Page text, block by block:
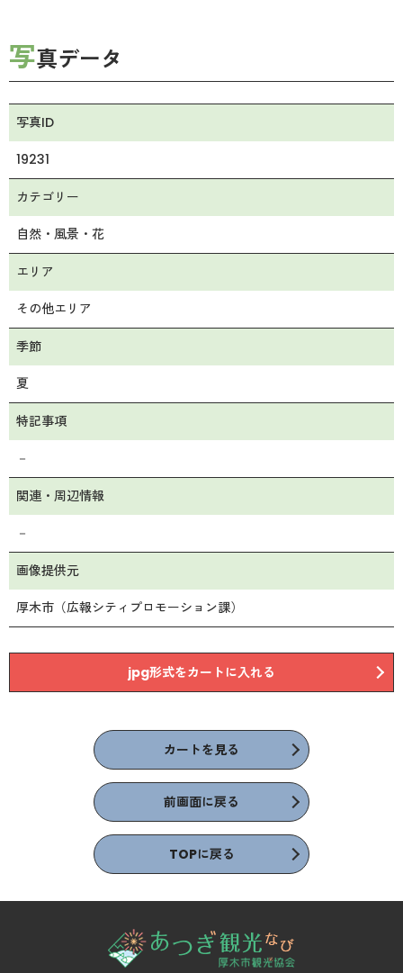
写真データ
写真ID
19231
カテゴリー
自然・風景・花
エリア
その他エリア
季節
夏
特記事項
－
関連・周辺情報
－
画像提供元
厚木市（広報シティプロモーション課）
jpg形式をカートに入れる
カートを見る
前画面に戻る
TOPに戻る